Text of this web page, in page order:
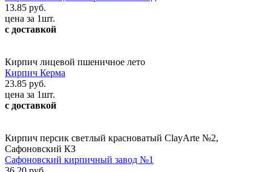
13.85 руб.
цена за 1шт.
с доставкой
Кирпич лицевой пшеничное лето
Кирпич Керма
23.85 руб.
цена за 1шт.
с доставкой
Кирпич персик светлый красноватый ClayArte №2,
Сафоновский КЗ
Сафоновский кирпичный завод №1